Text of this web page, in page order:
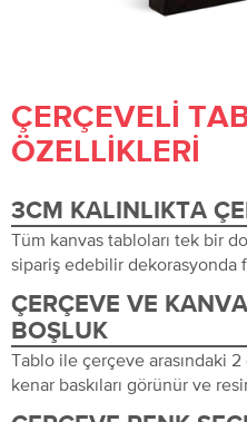
ÇERÇEVELI
ÖZELLIKLERI
3CM KALINLIKTA
Tüm kanvas tabloları tek bir
sipariş edebilir dekorasyonda
ÇERÇEVE VE
BOŞLUK
Tablo ile çerçeve arasındaki
kenar baskıları görünür ve